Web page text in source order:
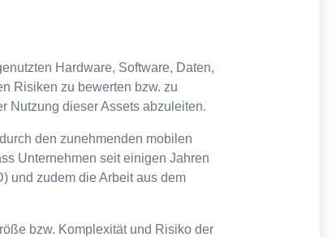
Hardware, Software, Daten,
Risiken zu bewerten bzw. zu
Nutzung dieser Assets abzuleiten.
den zunehmenden mobilen
Unternehmen seit einigen Jahren
und zudem die Arbeit aus dem
bzw. Komplexität und Risiko der